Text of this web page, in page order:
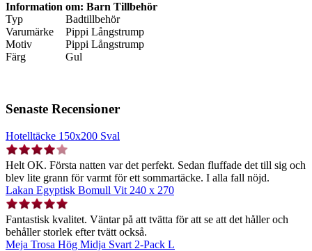
Information om: Barn Tillbehör
Typ
Badtillbehör
Varumärke
Pippi Långstrump
Motiv
Pippi Långstrump
Färg
Gul
Senaste Recensioner
Hotelltäcke 150x200 Sval
Helt OK. Första natten var det perfekt. Sedan fluffade det till sig och
blev lite grann för varmt för ett sommartäcke. I alla fall nöjd.
Lakan Egyptisk Bomull Vit 240 x 270
Fantastisk kvalitet. Väntar på att tvätta för att se att det håller och
behåller storlek efter tvätt också.
Meja Trosa Hög Midja Svart 2-Pack L